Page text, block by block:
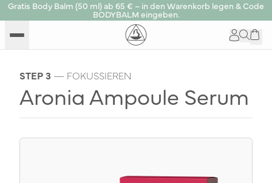
Gratis Body Balm (50 ml) ab 65 € – in den Warenkorb legen & Code
BODYBALM eingeben.
STEP 3 — FOKUSSIEREN
Aronia Ampoule Serum